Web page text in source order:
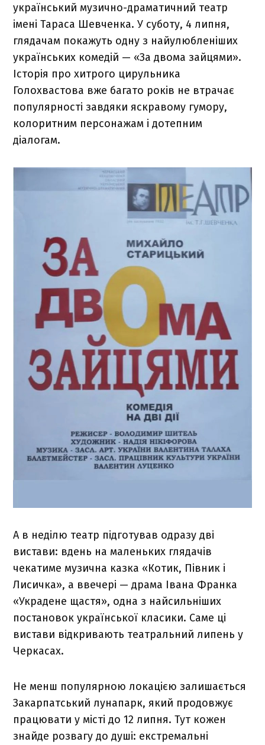
український музично-драматичний театр
імені Тараса Шевченка. У суботу, 4 липня,
глядачам покажуть одну з найулюбленіших
українських комедій — «За двома зайцями».
Історія про хитрого цирульника
Голохвастова вже багато років не втрачає
популярності завдяки яскравому гумору,
колоритним персонажам і дотепним
діалогам.
А в неділю театр підготував одразу дві
вистави: вдень на маленьких глядачів
чекатиме музична казка «Котик, Півник і
Лисичка», а ввечері — драма Івана Франка
«Украдене щастя», одна з найсильніших
постановок української класики. Саме ці
вистави відкривають театральний липень у
Черкасах.
Не менш популярною локацією залишається
Закарпатський лунапарк, який продовжує
працювати у місті до 12 липня. Тут кожен
знайде розвагу до душі: екстремальні